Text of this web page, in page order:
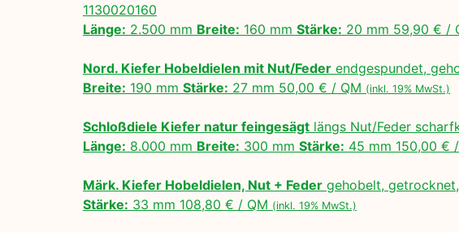
1130020160
Länge: 2.500 mm Breite: 160 mm Stärke: 20 mm 59,90 € /
Nord. Kiefer Hobeldielen mit Nut/Feder endgespundet,
Breite: 190 mm Stärke: 27 mm 50,00 € / QM (inkl. 19% MwSt.)
Schloßdiele Kiefer natur feingesägt längs Nut/Feder
Länge: 8.000 mm Breite: 300 mm Stärke: 45 mm 150,00 €
Märk. Kiefer Hobeldielen, Nut + Feder gehobelt,
Stärke: 33 mm 108,80 € / QM (inkl. 19% MwSt.)